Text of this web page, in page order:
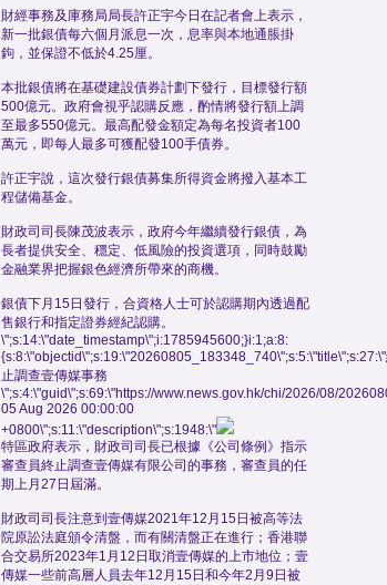
財經事務及庫務局局長許正宇今日在記者會上表示，
新一批銀債每六個月派息一次，息率與本地通脹掛
鉤，並保證不低於4.25厘。
本批銀債將在基礎建設債券計劃下發行，目標發行額
500億元。政府會視乎認購反應，酌情將發行額上調
至最多550億元。最高配發金額定為每名投資者100
萬元，即每人最多可獲配發100手債券。
許正宇說，這次發行銀債募集所得資金將撥入基本工
程儲備基金。
財政司司長陳茂波表示，政府今年繼續發行銀債，為
長者提供安全、穩定、低風險的投資選項，同時鼓勵
金融業界把握銀色經濟所帶來的商機。
銀債下月15日發行，合資格人士可於認購期內透過配
售銀行和指定證券經紀認購。
\";s:14:\"date_timestamp\";i:1785945600;}i:1;a:8:
止調查壹傳媒事務
\";s:4:\"guid\";s:69:\"https://www.news.gov.hk/chi/2026/08/
05 Aug 2026 00:00:00
+0800\";s:11:\"description\";s:1948:\"
特區政府表示，財政司司長已根據《公司條例》指示
審查員終止調查壹傳媒有限公司的事務，審查員的任
期上月27日屆滿。
財政司司長注意到壹傳媒2021年12月15日被高等法
院原訟法庭頒令清盤，而有關清盤正在進行；香港聯
合交易所2023年1月12日取消壹傳媒的上市地位；壹
傳媒一些前高層人員去年12月15日和今年2月9日被